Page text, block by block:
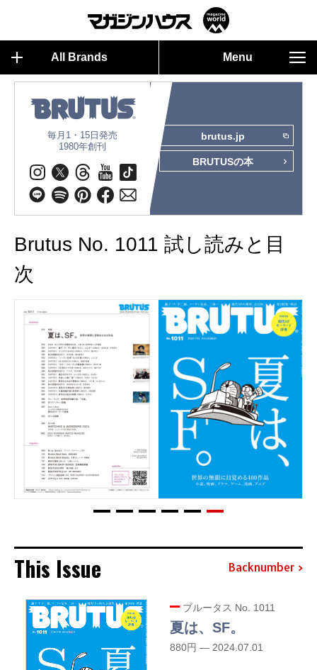
All Brands Menu
毎月1・15日発売
1980年創刊
brutus.jp
BRUTUSの本
Brutus No. 1011 試し読みと目
次
This Issue Backnumber
ブルータス No. 1011
夏は、SF。
880円 — 2024.07.01